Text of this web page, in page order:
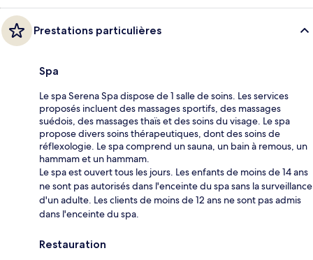
Prestations particulières
Spa
Le spa Serena Spa dispose de 1 salle de soins. Les services
proposés incluent des massages sportifs, des massages
suédois, des massages thaïs et des soins du visage. Le spa
propose divers soins thérapeutiques, dont des soins de
réflexologie. Le spa comprend un sauna, un bain à remous, un
hammam et un hammam.
Le spa est ouvert tous les jours. Les enfants de moins de 14 ans
ne sont pas autorisés dans l'enceinte du spa sans la surveillance
d'un adulte. Les clients de moins de 12 ans ne sont pas admis
dans l'enceinte du spa.
Restauration